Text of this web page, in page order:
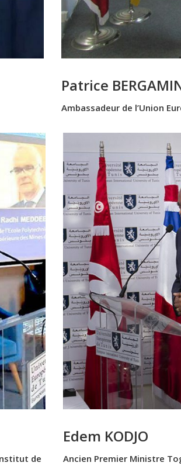
Patrice
Ambassadeur de l’Union
de
Edem KODJO
Ancien Premier Ministre